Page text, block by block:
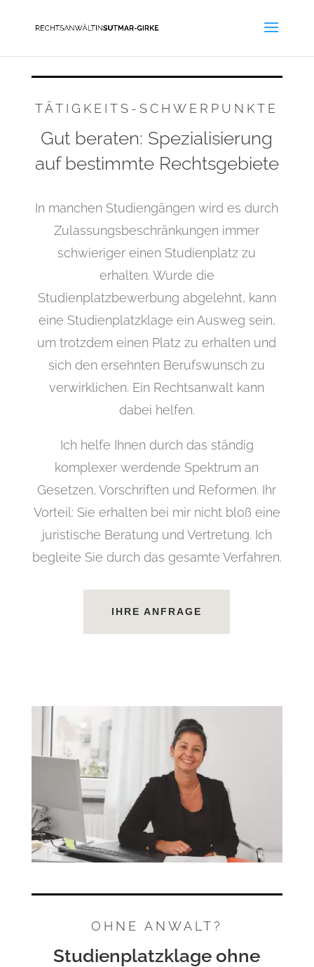
TÄTIGKEITS-SCHWERPUNKTE
Gut beraten: Spezialisierung
auf bestimmte Rechtsgebiete
In manchen Studiengängen wird es durch
Zulassungsbeschränkungen immer
schwieriger einen Studienplatz zu
erhalten. Wurde die
Studienplatzbewerbung abgelehnt, kann
eine Studienplatzklage ein Ausweg sein,
um trotzdem einen Platz zu erhalten und
sich den ersehnten Berufswunsch zu
verwirklichen. Ein Rechtsanwalt kann
dabei helfen.
Ich helfe Ihnen durch das ständig
komplexer werdende Spektrum an
Gesetzen, Vorschriften und Reformen. Ihr
Vorteil: Sie erhalten bei mir nicht bloß eine
juristische Beratung und Vertretung. Ich
begleite Sie durch das gesamte Verfahren.
IHRE ANFRAGE
OHNE ANWALT?
Studienplatzklage ohne